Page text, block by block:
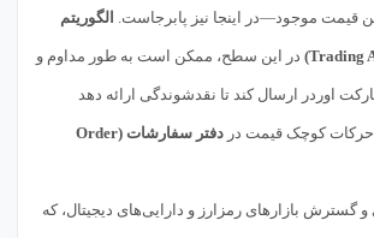
قیمت موجود—در اینجا نیز پابرجاست. الگوریتم
در این سطح، ممکن است به طور مداوم و
اوردر ارسال کند تا نقدشوندگی ارائه دهد
دفتر سفارشات (Order
گسترش بازارهای رمزارز و دارایی‌های دیجیتال، که